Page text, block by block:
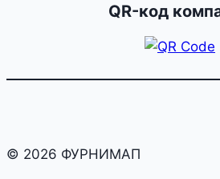
QR-код
© 2026 ФУРНИМАП